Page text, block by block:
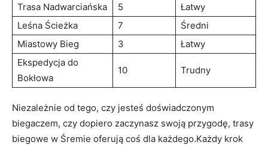
Trasa Nadwarciańska
5
Łatwy
Leśna Ścieżka
7
Średni
Miastowy Bieg
3
Łatwy
Ekspedycja do
Bokłowa
10 Trudny
Niezależnie od⁣ tego, czy⁣ jesteś doświadczonym
biegaczem, czy dopiero ​zaczynasz swoją przygodę, trasy
biegowe ‌w Śremie ⁣oferują coś dla każdego.Każdy krok‍